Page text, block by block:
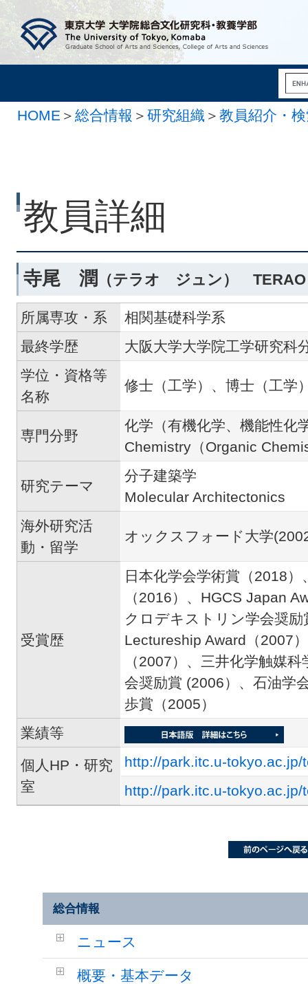
HOME ＞ 総合情報 ＞ 研究組織 ＞ 教員紹介・
教員詳細
寺尾 潤 （テラオ ジュン）
所属専攻・系
相関基礎科学系
最終学歴
大阪大学大学院工学研究科
学位・資格等
名称
修士（工学）、博士（工学
専門分野
化学（有機化学、機能性化
Chemistry（Organic
研究テーマ
分子建築学
Molecular Architectonics
海外研究活
動・留学
オックスフォード大学
受賞歴
日本化学会学術賞（2018
（2016）、HGCS Japan
クロデキストリン学会奨
Lectureship Award（2007
（2007）、三井化学触媒
会奨励賞 (2006）、石油学
歩賞（2005）
業績等
個人HP・研究
室
http://park.itc.u-tokyo.ac.jp/
http://park.itc.u-
総合情報
ニュース
概要・基本データ